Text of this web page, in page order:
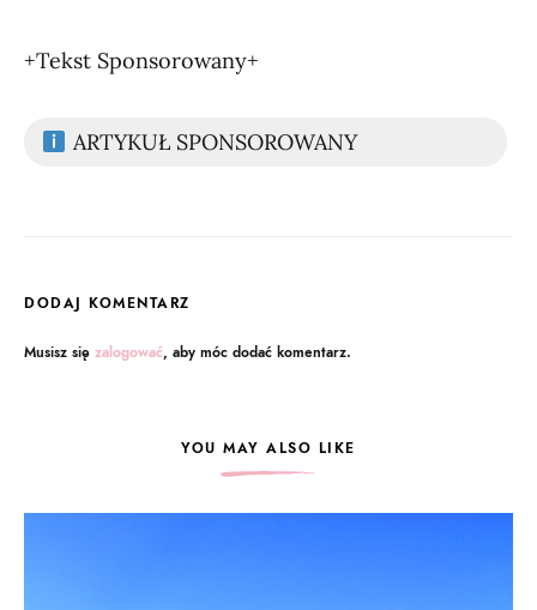
+Tekst Sponsorowany+
ARTYKUŁ SPONSOROWANY
DODAJ KOMENTARZ
Musisz się zalogować, aby móc dodać komentarz.
YOU MAY ALSO LIKE